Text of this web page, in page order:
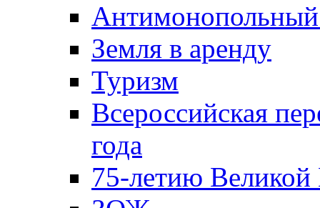
Антимонопольный
Земля в аренду
Туризм
Всероссийская
года
75-летию